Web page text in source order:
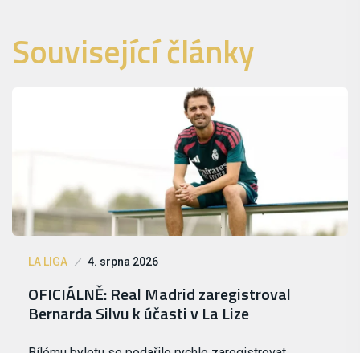
Související články
LA LIGA 4. srpna 2026
OFICIÁLNĚ: Real Madrid zaregistroval
Bernarda Silvu k účasti v La Lize